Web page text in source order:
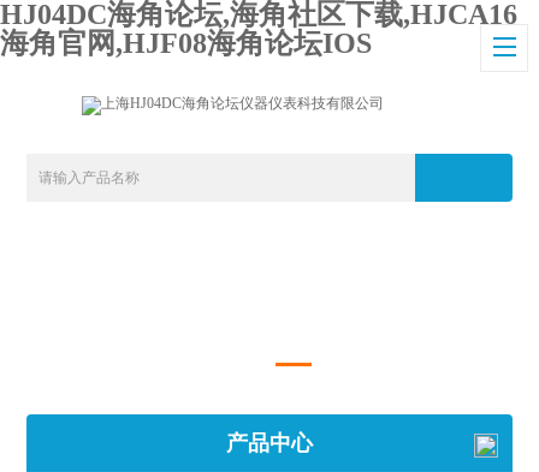
HJ04DC海角论坛,海角社区下载,HJCA16
海角官网,HJF08海角论坛IOS
产品中心